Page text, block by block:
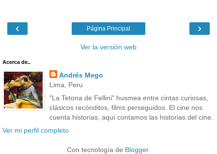
‹ ›
Página Principal
Ver la versión web
Acerca de..
Andrés Mego
Lima, Peru
"La Tetona de Fellini" husmea entre cintas curiosas,
clásicos recónditos, films perseguidos. El cine nos
cuenta historias, aquí contamos las historias del cine.
Ver mi perfil completo
Con tecnología de Blogger.